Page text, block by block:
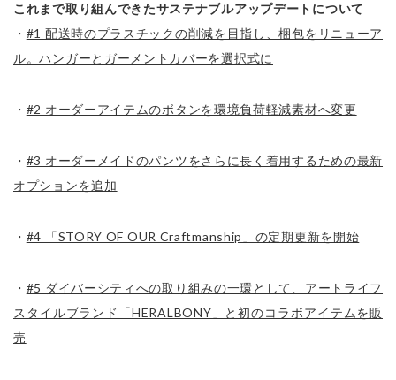
これまで取り組んできたサステナブルアップデートについて
・ #1 配送時のプラスチックの削減を目指し、梱包をリニューア
ル。ハンガーとガーメントカバーを選択式に
・ #2 オーダーアイテムのボタンを環境負荷軽減素材へ変更
・ #3 オーダーメイドのパンツをさらに長く着用するための最新
オプションを追加
・ #4 「STORY OF OUR Craftmanship」の定期更新を開始
・ #5 ダイバーシティへの取り組みの一環として、アートライフ
スタイルブランド「HERALBONY」と初のコラボアイテムを販
売